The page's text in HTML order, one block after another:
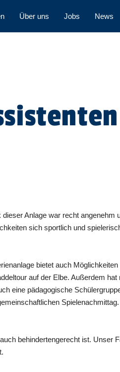
Über uns Jobs News
Anlage war recht angenehm
sich sportlich und
bietet auch
auf der Elbe. Außerdem hat
eine pädagogische
behindertengerecht ist. Unser